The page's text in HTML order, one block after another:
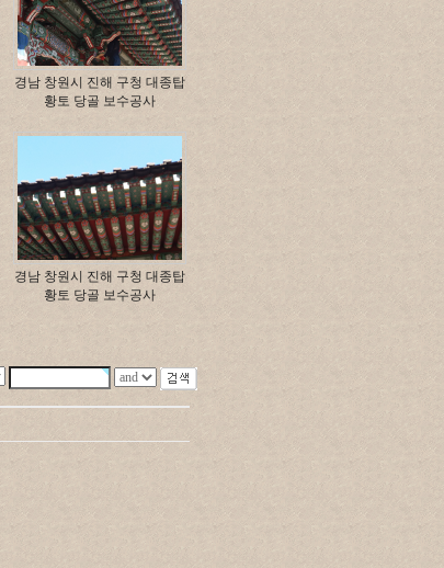
경남 창원시 진해 구청 대종탑
황토 당골 보수공사
경남 창원시 진해 구청 대종탑
황토 당골 보수공사